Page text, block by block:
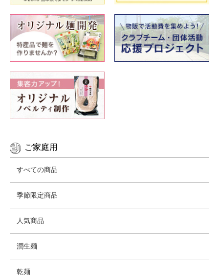
ご家庭用
すべての商品
季節限定商品
人気商品
潤生麺
乾麺